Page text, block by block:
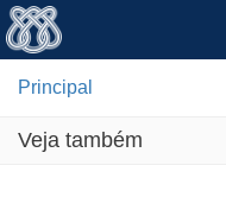
Principal
Veja também